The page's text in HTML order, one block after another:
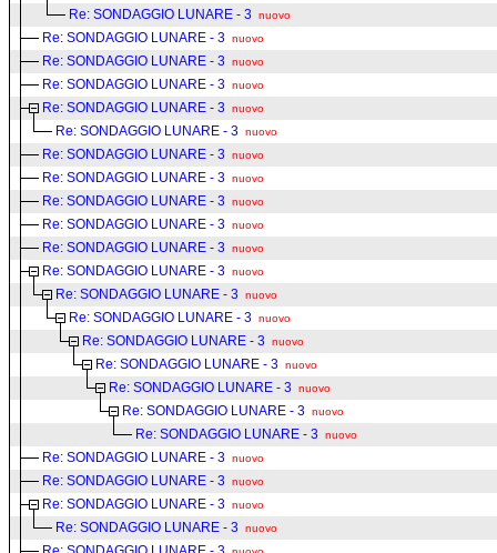
Re: SONDAGGIO LUNARE - 3 nuovo
Re: SONDAGGIO LUNARE - 3 nuovo
Re: SONDAGGIO LUNARE - 3 nuovo
Re: SONDAGGIO LUNARE - 3 nuovo
Re: SONDAGGIO LUNARE - 3 nuovo
Re: SONDAGGIO LUNARE - 3 nuovo
Re: SONDAGGIO LUNARE - 3 nuovo
Re: SONDAGGIO LUNARE - 3 nuovo
Re: SONDAGGIO LUNARE - 3 nuovo
Re: SONDAGGIO LUNARE - 3 nuovo
Re: SONDAGGIO LUNARE - 3 nuovo
Re: SONDAGGIO LUNARE - 3 nuovo
Re: SONDAGGIO LUNARE - 3 nuovo
Re: SONDAGGIO LUNARE - 3 nuovo
Re: SONDAGGIO LUNARE - 3 nuovo
Re: SONDAGGIO LUNARE - 3 nuovo
Re: SONDAGGIO LUNARE - 3 nuovo
Re: SONDAGGIO LUNARE - 3 nuovo
Re: SONDAGGIO LUNARE - 3 nuovo
Re: SONDAGGIO LUNARE - 3 nuovo
Re: SONDAGGIO LUNARE - 3 nuovo
Re: SONDAGGIO LUNARE - 3 nuovo
Re: SONDAGGIO LUNARE - 3 nuovo